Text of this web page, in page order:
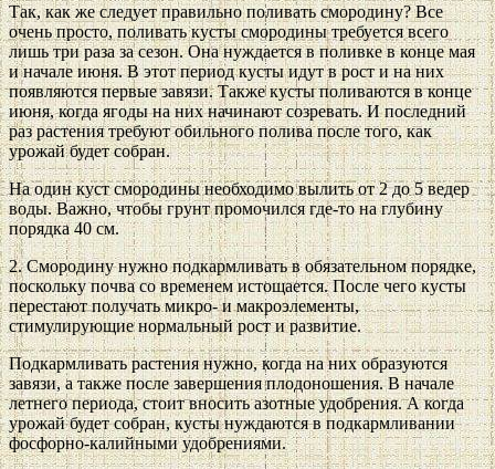
Так, как же следует правильно поливать смородину? Все
очень просто, поливать кусты смородины требуется всего
лишь три раза за сезон. Она нуждается в поливке в конце мая
и начале июня. В этот период кусты идут в рост и на них
появляются первые завязи. Также кусты поливаются в конце
июня, когда ягоды на них начинают созревать. И последний
раз растения требуют обильного полива после того, как
урожай будет собран.
На один куст смородины необходимо вылить от 2 до 5 ведер
воды. Важно, чтобы грунт промочился где-то на глубину
порядка 40 см.
2. Смородину нужно подкармливать в обязательном порядке,
поскольку почва со временем истощается. После чего кусты
перестают получать микро- и макроэлементы,
стимулирующие нормальный рост и развитие.
Подкармливать растения нужно, когда на них образуются
завязи, а также после завершения плодоношения. В начале
летнего периода, стоит вносить азотные удобрения. А когда
урожай будет собран, кусты нуждаются в подкармливании
фосфорно-калийными удобрениями.